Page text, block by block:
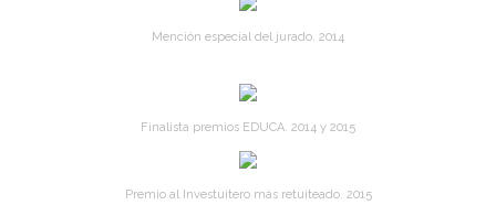
Mención especial del jurado. 2014
Finalista premios EDUCA. 2014 y 2015
Premio al Investuitero más retuiteado. 2015